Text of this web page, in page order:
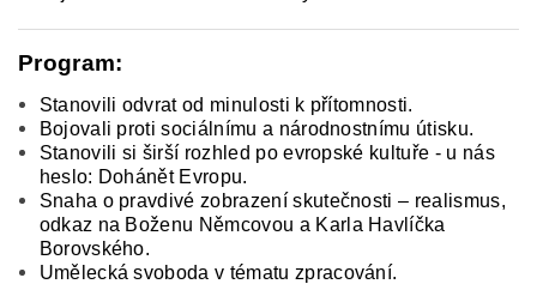
Program:
Stanovili odvrat od minulosti k přítomnosti.
Bojovali proti sociálnímu a národnostnímu útisku.
Stanovili si širší rozhled po evropské kultuře - u nás
heslo: Dohánět Evropu.
Snaha o pravdivé zobrazení skutečnosti – realismus,
odkaz na Boženu Němcovou a Karla Havlíčka
Borovského.
Umělecká svoboda v tématu zpracování.